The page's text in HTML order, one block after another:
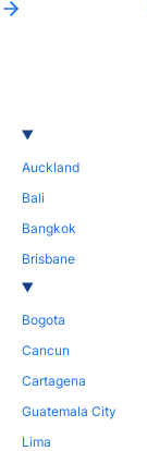
Auckland
Bali
Bangkok
Brisbane
Bogota
Cancun
Cartagena
Guatemala City
Lima